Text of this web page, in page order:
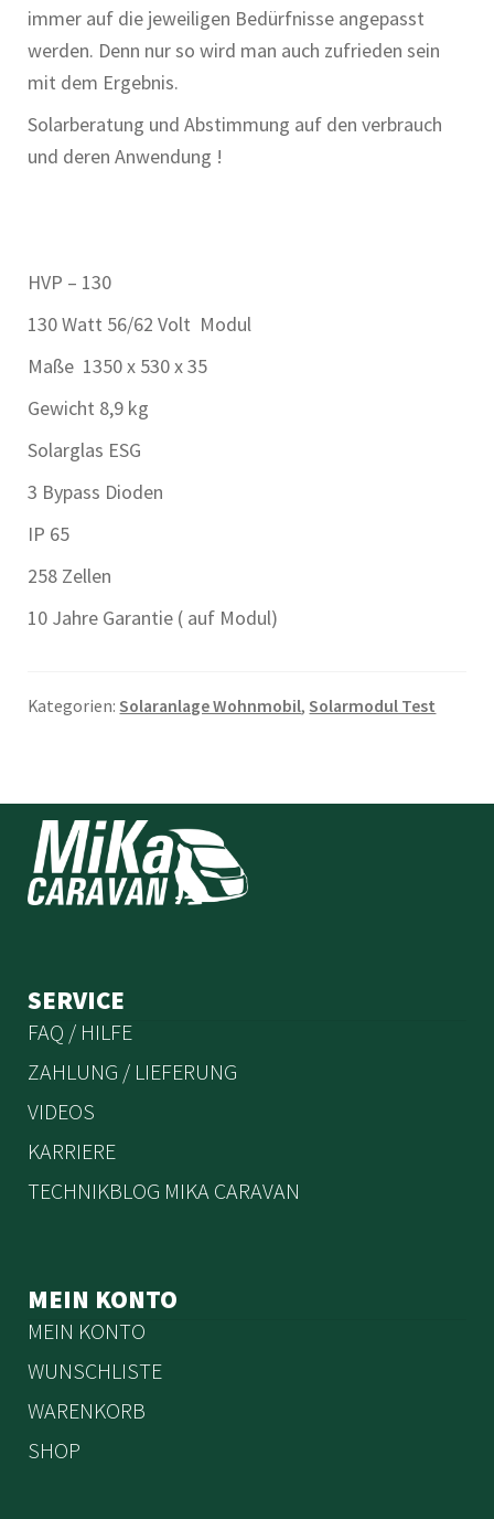
immer auf die jeweiligen Bedürfnisse angepasst
werden. Denn nur so wird man auch zufrieden sein
mit dem Ergebnis.
Solarberatung und Abstimmung auf den verbrauch
und deren Anwendung !
HVP – 130
130 Watt 56/62 Volt Modul
Maße 1350 x 530 x 35
Gewicht 8,9 kg
Solarglas ESG
3 Bypass Dioden
IP 65
258 Zellen
10 Jahre Garantie ( auf Modul)
Kategorien:Solaranlage Wohnmobil,Solarmodul Test
SERVICE
FAQ / HILFE
ZAHLUNG / LIEFERUNG
VIDEOS
KARRIERE
TECHNIKBLOG MIKA CARAVAN
MEIN KONTO
MEIN KONTO
WUNSCHLISTE
WARENKORB
SHOP